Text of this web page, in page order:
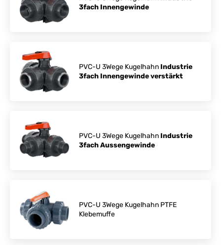
3fach Innengewinde
PVC-U 3Wege Kugelhahn Industrie
3fach Innengewinde verstärkt
PVC-U 3Wege Kugelhahn Industrie
3fach Aussengewinde
PVC-U 3Wege Kugelhahn PTFE
Klebemuffe